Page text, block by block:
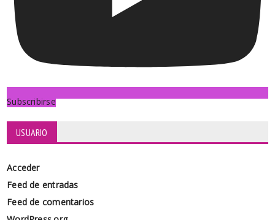
Subscribirse
USUARIO
Acceder
Feed de entradas
Feed de comentarios